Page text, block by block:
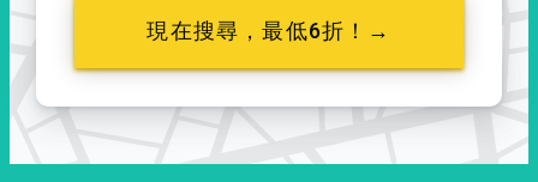
現在搜尋，最低6折！→